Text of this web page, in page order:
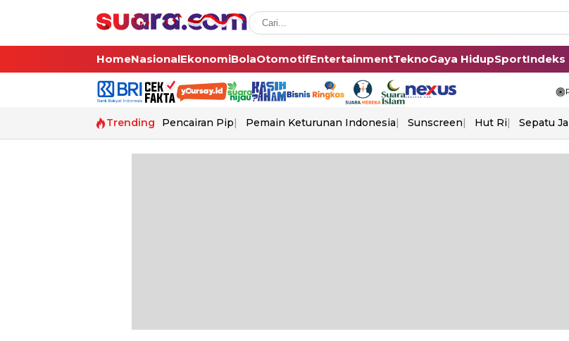
HomeNasionalEkonomiBolaOtomotifEntertainmentTeknoGaya HidupSportIndeks
Trending Pencairan Pip Pemain Keturunan Indonesia Sunscreen Hut Ri Sepatu